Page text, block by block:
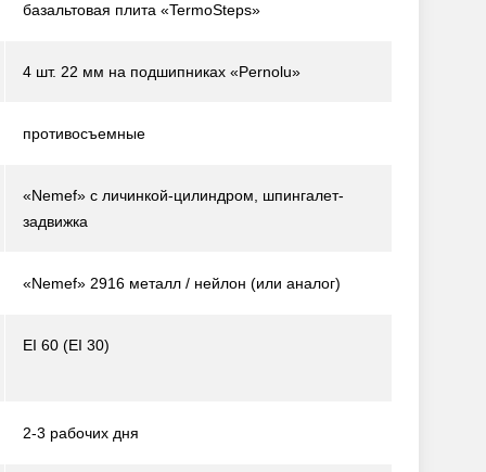
базальтовая плита «TermoSteps»
4 шт. 22 мм на подшипниках «Pernolu»
противосъемные
«Nemef» с личинкой-цилиндром, шпингалет-
задвижка
«Nemef» 2916 металл / нейлон (или аналог)
EI 60 (EI 30)
2-3 рабочих дня